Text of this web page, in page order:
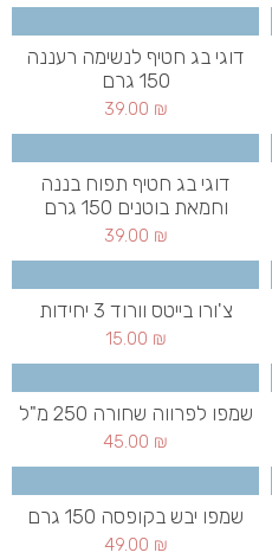
דוגי בג חטיף לנשימה רעננה
150 גרם
39.00 ₪
דוגי בג חטיף תפוח בננה
וחמאת בוטנים 150 גרם
39.00 ₪
צ'ורו בייטס וורוד 3 יחידות
15.00 ₪
שמפו לפרווה שחורה 250 מ"ל
45.00 ₪
שמפו יבש בקופסה 150 גרם
49.00 ₪